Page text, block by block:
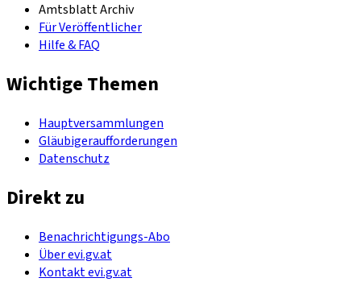
Amtsblatt Archiv
Für Veröffentlicher
Hilfe & FAQ
Wichtige Themen
Hauptversammlungen
Gläubigeraufforderungen
Datenschutz
Direkt zu
Benachrichtigungs-Abo
Über evi.gv.at
Kontakt evi.gv.at